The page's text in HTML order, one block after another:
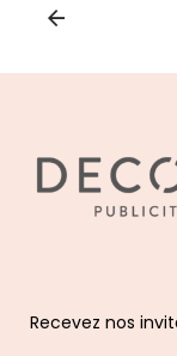
Recevez nos